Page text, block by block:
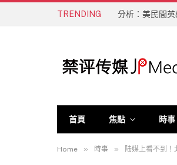
TRENDING 分析：美民間
首頁 焦點 時事
Home » 時事 » 陆媒上看不到